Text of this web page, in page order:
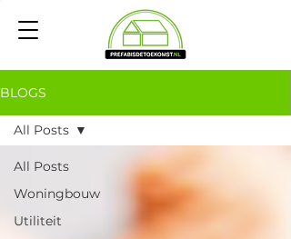
BLOGS
All Posts
Woningbouw
Utiliteit
All Posts